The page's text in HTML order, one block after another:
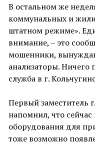
В остальном же
коммунальных и
штатном режиме».
внимание, – это
мошенники,
анализаторы. Ничего
служба в г.
Первый заместитель
напомнил, что
оборудования для
тоже возможно